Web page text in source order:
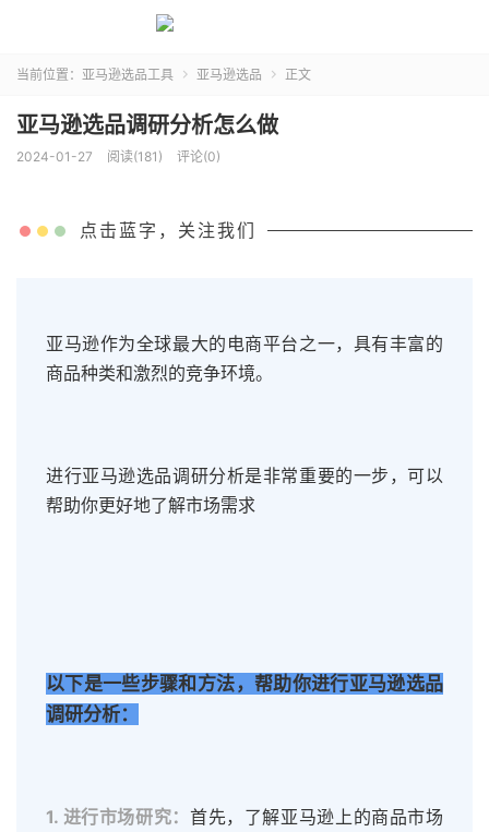
当前位置： 亚马逊选品工具  亚马逊选品  正文
亚马逊选品调研分析怎么做
2024-01-27 阅读(181) 评论(0)
点击蓝字，关注我们
亚马逊作为全球最大的电商平台之一，具有丰富的
商品种类和激烈的竞争环境。
进行亚马逊选品调研分析是非常重要的一步，可以
帮助你更好地了解市场需求
以下是一些步骤和方法，帮助你进行亚马逊选品
调研分析：
1. 进行市场研究： 首先，了解亚马逊上的商品市场